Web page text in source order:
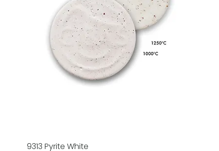
9313 Pyrite White